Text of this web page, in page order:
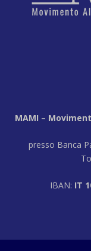
MAMI –
presso Banca
IBAN: IT